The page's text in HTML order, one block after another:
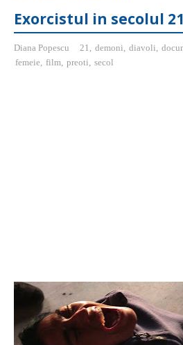
Exorcistul in secolul 21
Diana Popescu 21, demoni, diavoli,
femeie, film, preoti, secol